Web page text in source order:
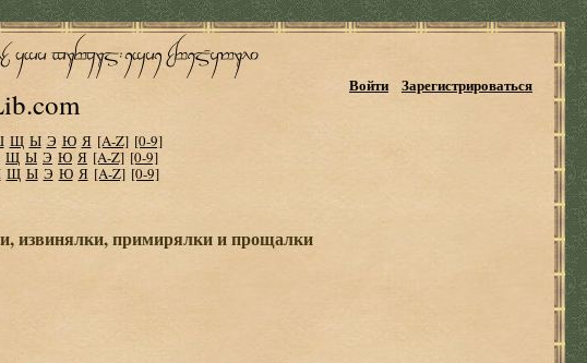
Войти Зарегистрироваться
Щ Ы Э Ю Я [A-Z] [0-9]
Щ Ы Э Ю Я [A-Z] [0-9]
Щ Ы Э Ю Я [A-Z] [0-9]
извинялки, примирялки и прощалки